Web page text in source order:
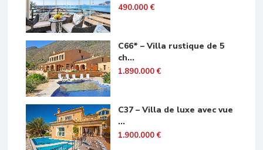
490.000 €
C66* – Villa rustique de 5
ch...
1.890.000 €
C37 – Villa de luxe avec vue
...
1.900.000 €